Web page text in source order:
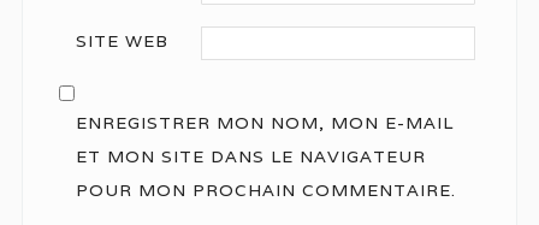
SITE WEB
ENREGISTRER MON NOM, MON E-MAIL
ET MON SITE DANS LE NAVIGATEUR
POUR MON PROCHAIN COMMENTAIRE.